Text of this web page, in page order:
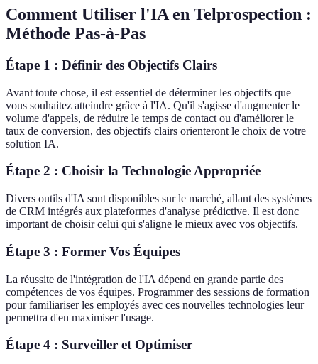
Comment Utiliser l'IA en Telprospection :
Méthode Pas-à-Pas
Étape 1 : Définir des Objectifs Clairs
Avant toute chose, il est essentiel de déterminer les objectifs que
vous souhaitez atteindre grâce à l'IA. Qu'il s'agisse d'augmenter le
volume d'appels, de réduire le temps de contact ou d'améliorer le
taux de conversion, des objectifs clairs orienteront le choix de votre
solution IA.
Étape 2 : Choisir la Technologie Appropriée
Divers outils d'IA sont disponibles sur le marché, allant des systèmes
de CRM intégrés aux plateformes d'analyse prédictive. Il est donc
important de choisir celui qui s'aligne le mieux avec vos objectifs.
Étape 3 : Former Vos Équipes
La réussite de l'intégration de l'IA dépend en grande partie des
compétences de vos équipes. Programmer des sessions de formation
pour familiariser les employés avec ces nouvelles technologies leur
permettra d'en maximiser l'usage.
Étape 4 : Surveiller et Optimiser